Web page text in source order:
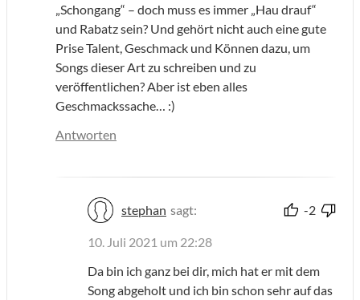
„Schongang“ – doch muss es immer „Hau drauf“
und Rabatz sein? Und gehört nicht auch eine gute
Prise Talent, Geschmack und Können dazu, um
Songs dieser Art zu schreiben und zu
veröffentlichen? Aber ist eben alles
Geschmackssache… :)
Antworten
stephan sagt: -2
10. Juli 2021 um 22:28
Da bin ich ganz bei dir, mich hat er mit dem
Song abgeholt und ich bin schon sehr auf das